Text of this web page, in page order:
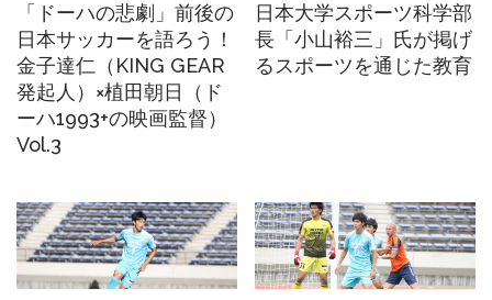
「ドーハの悲劇」前後の
日本サッカーを語ろう！
金子達仁（KING GEAR
発起人）×植田朝日（ド
ーハ1993+の映画監督）
Vol.3
日本大学スポーツ科学部
長「小山裕三」氏が掲げ
るスポーツを通じた教育